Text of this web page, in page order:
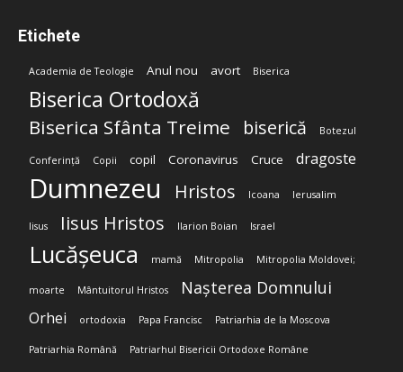
Etichete
Academia de Teologie Anul nou avort Biserica
Biserica Ortodoxă
Biserica Sfânta Treime biserică Botezul
Conferință Copii copil Coronavirus Cruce dragoste
Dumnezeu Hristos Icoana Ierusalim
Iisus Iisus Hristos Ilarion Boian Israel
Lucășeuca mamă Mitropolia Mitropolia Moldovei;
moarte Mântuitorul Hristos Nașterea Domnului
Orhei ortodoxia Papa Francisc Patriarhia de la Moscova
Patriarhia Română Patriarhul Bisericii Ortodoxe Române